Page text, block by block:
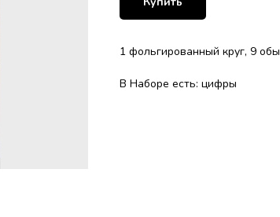
1 фольгированный круг, 9
В Наборе есть: цифры